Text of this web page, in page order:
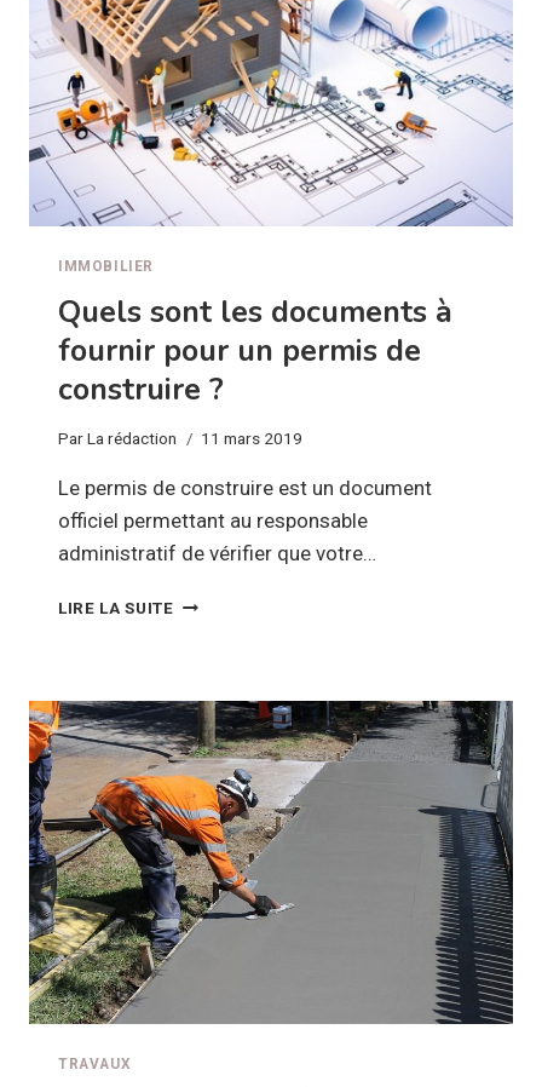
IMMOBILIER
Quels sont les documents à
fournir pour un permis de
construire ?
ParLa rédaction 11 mars 2019
Le permis de construire est un document
officiel permettant au responsable
administratif de vérifier que votre…
LIRE LA SUITEQUELS
À
FOURNIR
POUR
UN
PERMIS
DE
CONSTRUIRE
?
TRAVAUX